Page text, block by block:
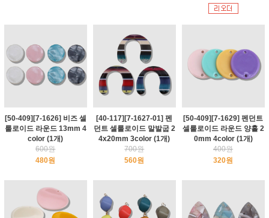
[50-409][7-1626] 비즈 셀
룰로이드 라운드 13mm 4
color (1개)
600원
480원
[40-117][7-1627-01] 펜
던트 셀룰로이드 말발굽 2
4x20mm 3color (1개)
700원
560원
[50-409][7-1629] 펜던트
셀룰로이드 라운드 양홀 2
0mm 4color (1개)
400원
320원